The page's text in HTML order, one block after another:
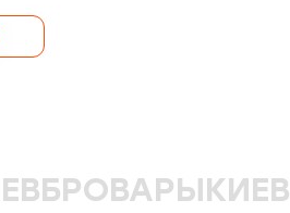
БРОВАРЫКИЕВ